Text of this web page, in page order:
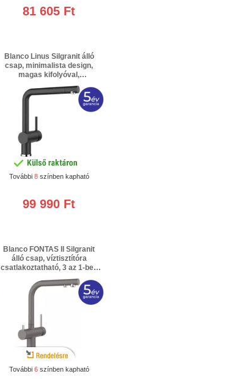
81 605 Ft
Blanco Linus Silgranit álló
csap, minimalista design,
magas kifolyóval,
magasnyomású /fekete/ 3 év
jótállás + 2 év extra gyártói
További 8színben kapható
99 990 Ft
Blanco FONTAS II Silgranit
álló csap, víztisztítóra
csatlakoztatható, 3 az 1-ben
csaptelep, magasnyomású
/vulkánszürke/ 3 év jótállás +
2 év extra gyártói garancia
További 6színben kapható